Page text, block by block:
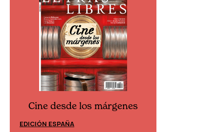
Cine desde los márgenes
EDICIÓN ESPAÑA